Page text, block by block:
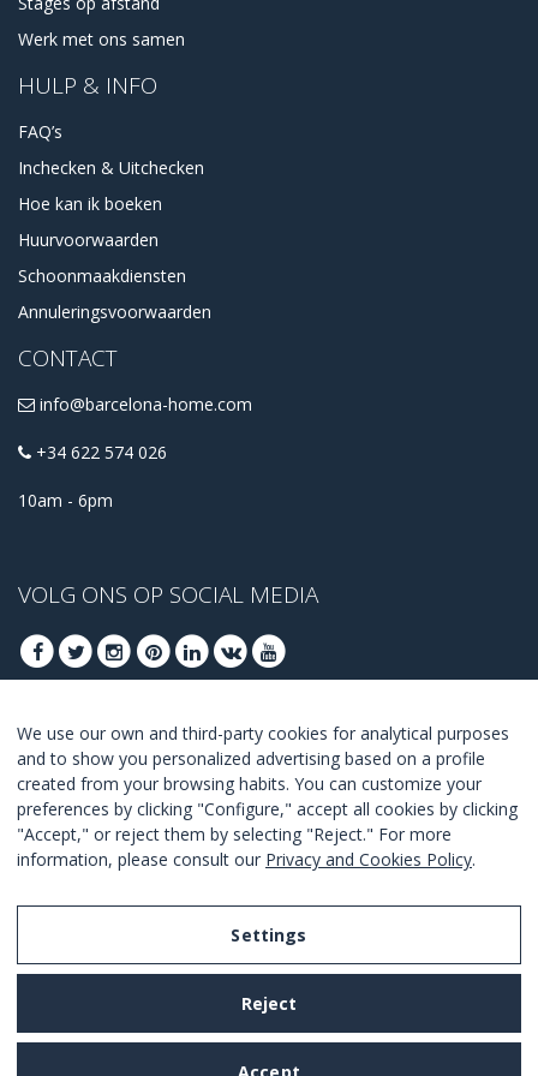
Werk met ons samen
HULP & INFO
FAQ’s
Inchecken & Uitchecken
Hoe kan ik boeken
Huurvoorwaarden
Schoonmaakdiensten
Annuleringsvoorwaarden
CONTACT
info@barcelona-home.com
+34 622 574 026
10am - 6pm
VOLG ONS OP SOCIAL MEDIA
MELD U AAN VOOR ONZE BESTE DEALS
AANMELDEN
Ik ga akkoord met devoorwaarden en condities.
We use our own and third-party cookies for analytical purposes
and to show you personalized advertising based on a profile
created from your browsing habits. You can customize your
preferences by clicking "Configure," accept all cookies by clicking
"Accept," or reject them by selecting "Reject." For more
information, please consult our Privacy and Cookies Policy.
Settings
Reject
Legal Notice
Privacy and Cookies Policy
Terms and Conditions of Use